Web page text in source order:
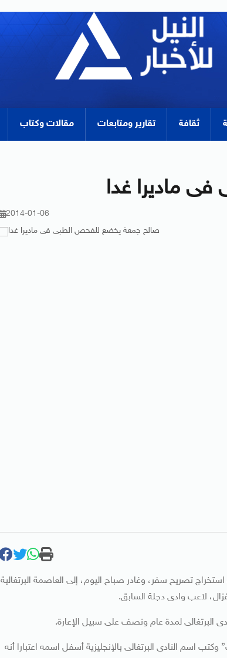
ثقافة تقارير ومتابعات مقالات وكتاب
ماديرا غدا
2014-01-06
تصريح سفر، وغادر صباح اليوم، إلى العاصمة البرتغالية
لاعب وادى دجلة السابق.
البرتغالى لمدة عام ونصف على سبيل الإعارة.
اسم النادى البرتغالى بالإنجليزية أسفل اسمه اعتبارا أنه